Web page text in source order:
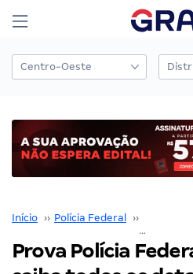
Início ›› Polícia Federal ››
Prova Polícia